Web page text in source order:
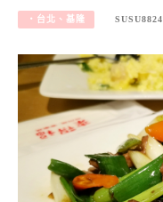
‧台北、基隆 SUSU8824